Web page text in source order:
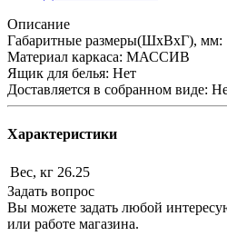
Описание
Габаритные размеры(ШхВхГ), мм:
Материал каркаса: МАССИВ
Ящик для белья: Нет
Доставляется в собранном виде:
Характеристики
Вес, кг 26.25
Задать вопрос
Вы можете задать любой
или работе магазина.